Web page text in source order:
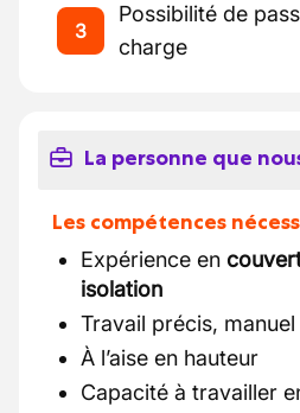
3
Possibilité de
charge
La personne que
Les compétences
Expérience en
isolation
Travail précis,
À l’aise en hauteur
Capacité à travailler